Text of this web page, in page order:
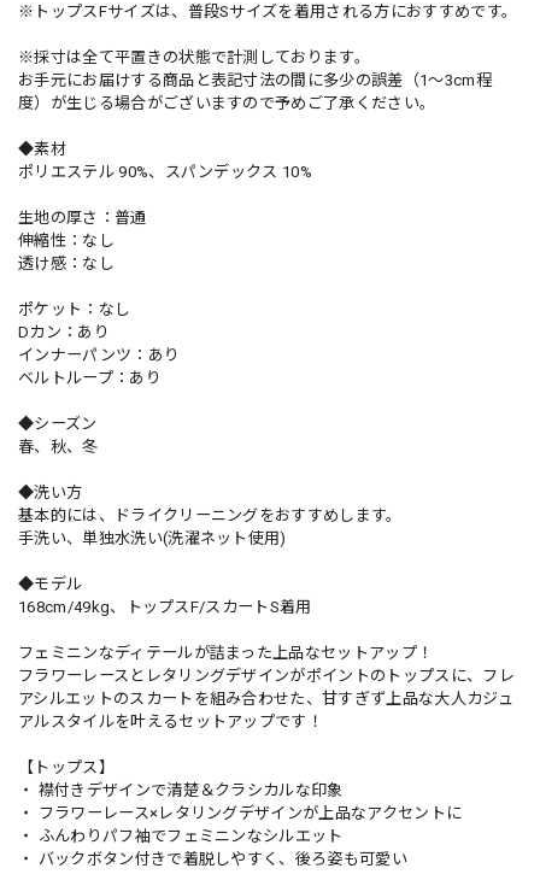
※トップスFサイズは、普段Sサイズを着用される方におすすめです。
※採寸は全て平置きの状態で計測しております。
お手元にお届けする商品と表記寸法の間に多少の誤差（1～3cm程
度）が生じる場合がございますので予めご了承ください。
◆素材
ポリエステル 90%、スパンデックス 10%
生地の厚さ：普通
伸縮性：なし
透け感：なし
ポケット：なし
Dカン：あり
インナーパンツ：あり
ベルトループ：あり
◆シーズン
春、秋、冬
◆洗い方
基本的には、ドライクリーニングをおすすめします。
手洗い、単独水洗い(洗濯ネット使用)
◆モデル
168cm/49kg、トップスF/スカートS着用
フェミニンなディテールが詰まった上品なセットアップ！
フラワーレースとレタリングデザインがポイントのトップスに、フレ
アシルエットのスカートを組み合わせた、甘すぎず上品な大人カジュ
アルスタイルを叶えるセットアップです！
【トップス】
・ 襟付きデザインで清楚＆クラシカルな印象
・ フラワーレース×レタリングデザインが上品なアクセントに
・ ふんわりパフ袖でフェミニンなシルエット
・ バックボタン付きで着脱しやすく、後ろ姿も可愛い